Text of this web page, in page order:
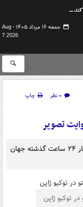
جمعه ۱۶ مرداد ۱۴۰۵ -
Aug
7 2026
۰ نظر
چاپ
در این گزارش تصویری به مرور رویدادها و اخبار ۲۴ ساعت گذشته جهان
توکیو ژاپن